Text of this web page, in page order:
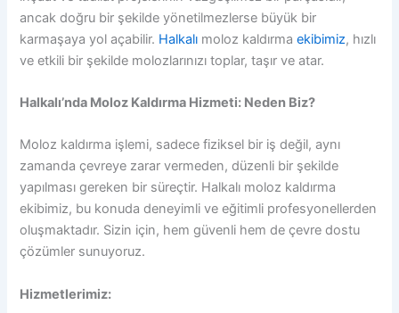
ancak doğru bir şekilde yönetilmezlerse büyük bir
karmaşaya yol açabilir. Halkalı moloz kaldırmaekibimiz, hızlı
ve etkili bir şekilde molozlarınızı toplar, taşır ve atar.
Halkalı’nda Moloz Kaldırma Hizmeti: Neden Biz?
Moloz kaldırma işlemi, sadece fiziksel bir iş değil, aynı
zamanda çevreye zarar vermeden, düzenli bir şekilde
yapılması gereken bir süreçtir. Halkalı moloz kaldırma
ekibimiz, bu konuda deneyimli ve eğitimli profesyonellerden
oluşmaktadır. Sizin için, hem güvenli hem de çevre dostu
çözümler sunuyoruz.
Hizmetlerimiz: